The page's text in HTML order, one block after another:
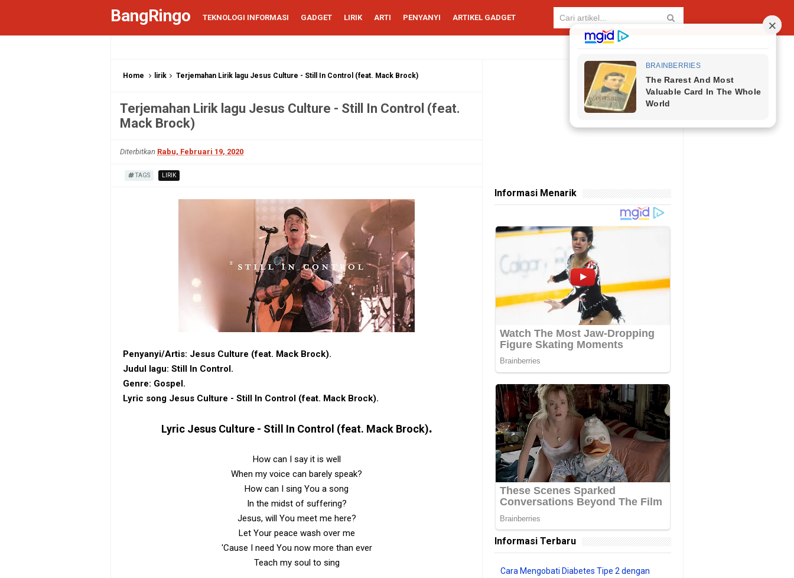
BangRingo TEKNOLOGI INFORMASI GADGET LIRIK ARTI PENYANYI ARTIKEL GADGET
Home lirik Terjemahan Lirik lagu Jesus Culture - Still In Control (feat. Mack Brock)
Terjemahan Lirik lagu Jesus Culture - Still In Control (feat.
Mack Brock)
Diterbitkan Rabu, Februari 19, 2020
TAGS LIRIK
Penyanyi/Artis: Jesus Culture (feat. Mack Brock).
Judul lagu: Still In Control.
Genre: Gospel.
Lyric song Jesus Culture - Still In Control (feat. Mack Brock).
Lyric Jesus Culture - Still In Control (feat. Mack Brock).
How can I say it is well
When my voice can barely speak?
How can I sing You a song
In the midst of suffering?
Jesus, will You meet me here?
Let Your peace wash over me
'Cause I need You now more than ever
Teach my soul to sing
Informasi Menarik
Informasi Terbaru
Cara Mengobati Diabetes Tipe 2 dengan